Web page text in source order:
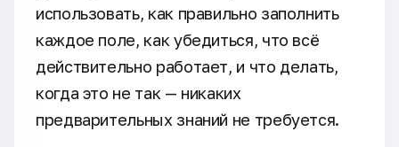
использовать, как правильно заполнить
каждое поле, как убедиться, что всё
действительно работает, и что делать,
когда это не так — никаких
предварительных знаний не требуется.